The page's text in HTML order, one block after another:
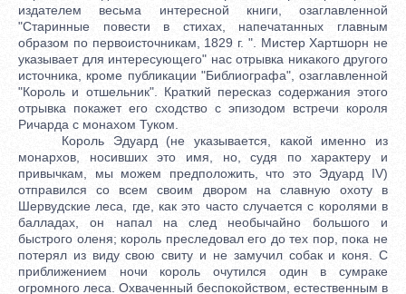
издателем весьма интересной книги, озаглавленной
"Старинные повести в стихах, напечатанных главным
образом по первоисточникам, 1829 г. ". Мистер Хартшорн не
указывает для интересующего" нас отрывка никакого другого
источника, кроме публикации "Библиографа", озаглавленной
"Король и отшельник". Краткий пересказ содержания этого
отрывка покажет его сходство с эпизодом встречи короля
Ричарда с монахом Туком.
Король Эдуард (не указывается, какой именно из
монархов, носивших это имя, но, судя по характеру и
привычкам, мы можем предположить, что это Эдуард IV)
отправился со всем своим двором на славную охоту в
Шервудские леса, где, как это часто случается с королями в
балладах, он напал на след необычайно большого и
быстрого оленя; король преследовал его до тех пор, пока не
потерял из виду свою свиту и не замучил собак и коня. С
приближением ночи король очутился один в сумраке
огромного леса. Охваченный беспокойством, естественным в